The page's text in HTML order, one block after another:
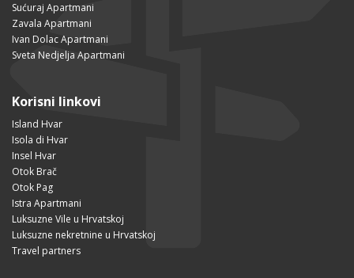
Sućuraj Apartmani
Zavala Apartmani
Ivan Dolac Apartmani
Sveta Nedjelja Apartmani
Korisni linkovi
Island Hvar
Isola di Hvar
Insel Hvar
Otok Brač
Otok Pag
Istra Apartmani
Luksuzne Vile u Hrvatskoj
Luksuzne nekretnine u Hrvatskoj
Travel partners